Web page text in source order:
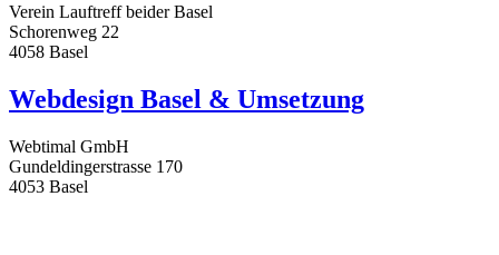
Verein Lauftreff beider Basel
Schorenweg 22
4058 Basel
Webdesign Basel & Umsetzung
Webtimal GmbH
Gundeldingerstrasse 170
4053 Basel